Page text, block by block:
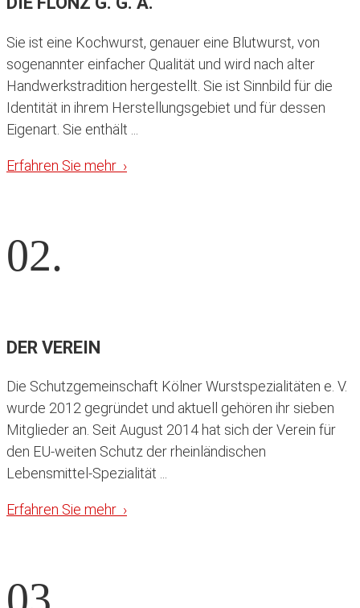
Sie ist eine Kochwurst, genauer eine Blutwurst, von
sogenannter einfacher Qualität und wird nach alter
Handwerkstradition hergestellt. Sie ist Sinnbild für die
Identität in ihrem Herstellungsgebiet und für dessen
Eigenart. Sie enthält ...
Erfahren Sie mehr ›
02.
DER VEREIN
Die Schutzgemeinschaft Kölner Wurstspezialitäten e. V.
wurde 2012 gegründet und aktuell gehören ihr sieben
Mitglieder an. Seit August 2014 hat sich der Verein für
den EU-weiten Schutz der rheinländischen
Lebensmittel-Spezialität ...
Erfahren Sie mehr ›